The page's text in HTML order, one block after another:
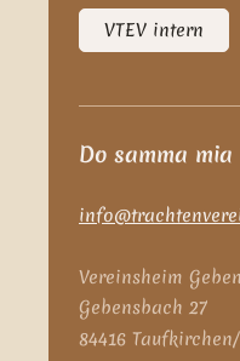
VTEV intern
Do samma mia
Vereinsheim
Gebensbach 27
84416